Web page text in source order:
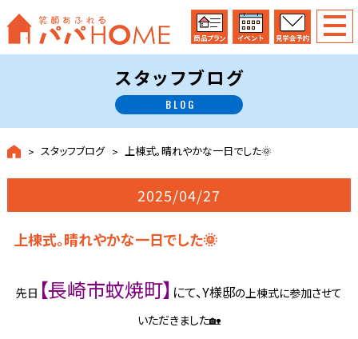
スタッフブログ
BLOG
スタッフブログ 上棟式。晴れやかな一日でした🌞
2025/04/27
上棟式。晴れやかな一日でした🌞
先日 【長崎市蚊焼町】 にて、Y様邸の上棟式に参加させて
いただきました🏡